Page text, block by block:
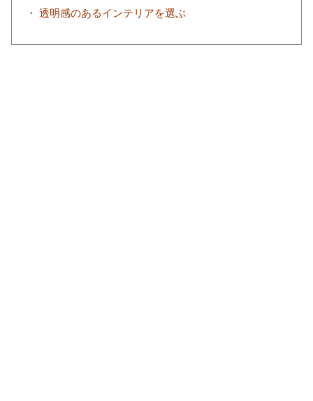
・ 透明感のあるインテリアを選ぶ